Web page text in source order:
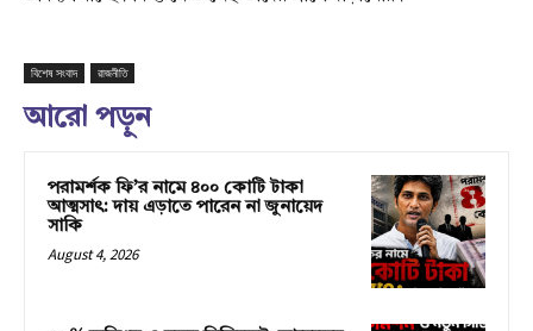
বিশেষ সংবাদ রাজনীতি
আরো পড়ুন
পরামর্শক ফি’র নামে ৪০০ কোটি টাকা
আত্মসাৎ: দায় এড়াতে পারেন না জুনায়েদ
সাকি
August 4, 2026